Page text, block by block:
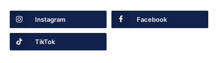
Instagram Facebook
TikTok